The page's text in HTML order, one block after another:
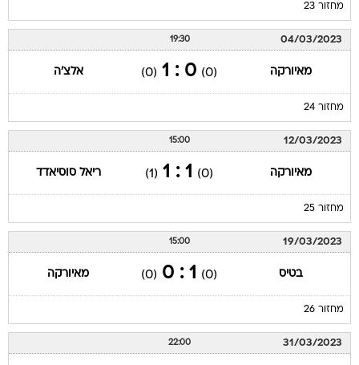
מחזור 23
04/03/2023
19:30
מאיורקה (0)
0 : 1
(0) אלצ'ה
מחזור 24
12/03/2023
15:00
מאיורקה (0)
1 : 1
(1) ריאל סוסיאדד
מחזור 25
19/03/2023
15:00
בטיס (0)
1 : 0
(0) מאיורקה
מחזור 26
31/03/2023
22:00